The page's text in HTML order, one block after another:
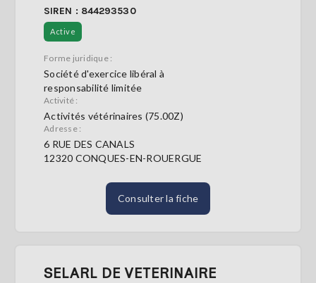
SIREN : 844293530
Active
Forme juridique :
Société d'exercice libéral à
responsabilité limitée
Activité :
Activités vétérinaires (75.00Z)
Adresse :
6 RUE DES CANALS
12320 CONQUES-EN-ROUERGUE
Consulter la fiche
SELARL DE VETERINAIRE